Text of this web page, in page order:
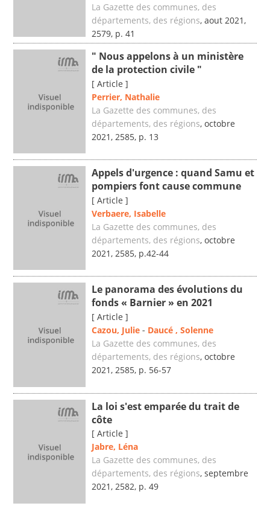
La Gazette des communes, des
départements, des régions, aout 2021,
2579, p. 41
" Nous appelons à un ministère
de la protection civile "
[ Article ]
Perrier, Nathalie
La Gazette des communes, des
départements, des régions, octobre
2021, 2585, p. 13
Appels d'urgence : quand Samu et
pompiers font cause commune
[ Article ]
Verbaere, Isabelle
La Gazette des communes, des
départements, des régions, octobre
2021, 2585, p.42-44
Le panorama des évolutions du
fonds « Barnier » en 2021
[ Article ]
Cazou, Julie - Daucé , Solenne
La Gazette des communes, des
départements, des régions, octobre
2021, 2585, p. 56-57
La loi s'est emparée du trait de
côte
[ Article ]
Jabre, Léna
La Gazette des communes, des
départements, des régions, septembre
2021, 2582, p. 49